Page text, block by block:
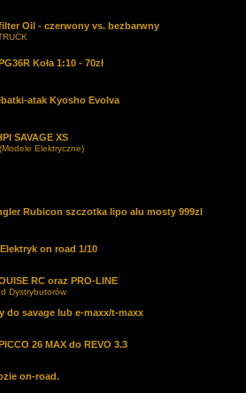
Oil - czerwony vs. bezbarwny
Koła 1:10 - 70zł
atak Kyosho Evolva
SAVAGE XS
Elektryczne)
Rubicon szczotka lipo alu mosty 999zl
on road 1/10
RC oraz PRO-LINE
Dystrybutorów
do savage lub e-maxx/t-maxx
26 MAX do REVO 3.3
on-road.